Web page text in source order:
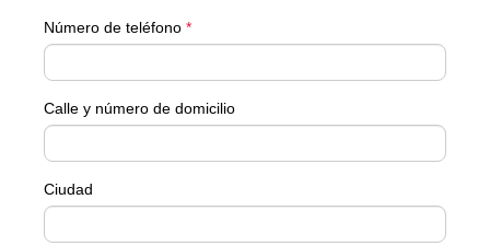
Número de teléfono *
Calle y número de domicilio
Ciudad